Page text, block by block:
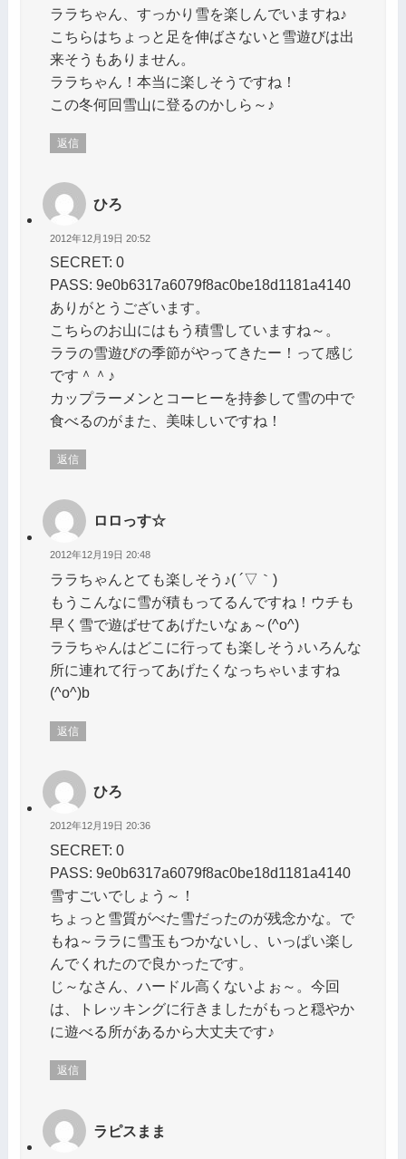
ララちゃん、すっかり雪を楽しんでいますね♪
こちらはちょっと足を伸ばさないと雪遊びは出
来そうもありません。
ララちゃん！本当に楽しそうですね！
この冬何回雪山に登るのかしら～♪
返信
ひろ
2012年12月19日 20:52
SECRET: 0
PASS: 9e0b6317a6079f8ac0be18d1181a4140
ありがとうございます。
こちらのお山にはもう積雪していますね～。
ララの雪遊びの季節がやってきたー！って感じ
です＾＾♪
カップラーメンとコーヒーを持参して雪の中で
食べるのがまた、美味しいですね！
返信
ロロっす☆
2012年12月19日 20:48
ララちゃんとても楽しそう♪( ´▽｀)
もうこんなに雪が積もってるんですね！ウチも
早く雪で遊ばせてあげたいなぁ～(^o^)
ララちゃんはどこに行っても楽しそう♪いろんな
所に連れて行ってあげたくなっちゃいますね
(^o^)b
返信
ひろ
2012年12月19日 20:36
SECRET: 0
PASS: 9e0b6317a6079f8ac0be18d1181a4140
雪すごいでしょう～！
ちょっと雪質がべた雪だったのが残念かな。で
もね～ララに雪玉もつかないし、いっぱい楽し
んでくれたので良かったです。
じ～なさん、ハードル高くないよぉ～。今回
は、トレッキングに行きましたがもっと穏やか
に遊べる所があるから大丈夫です♪
返信
ラピスまま